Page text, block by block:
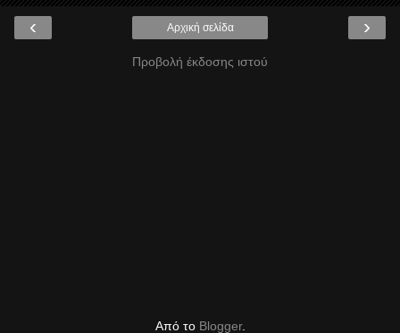
‹ ›
Αρχική σελίδα
Προβολή έκδοσης ιστού
Από το Blogger.